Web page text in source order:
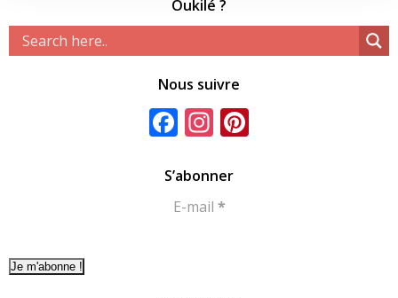
Oukilé ?
Nous suivre
Facebook
Instagram
S’abonner
E-mail *